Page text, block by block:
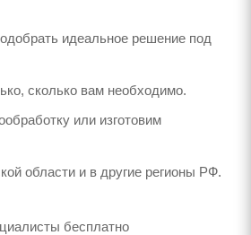
идеальное решение под
сколько вам необходимо.
или изготовим
области и в другие регионы РФ.
бесплатно